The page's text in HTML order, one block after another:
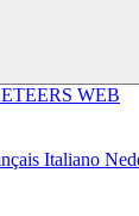
WEB
Italiano